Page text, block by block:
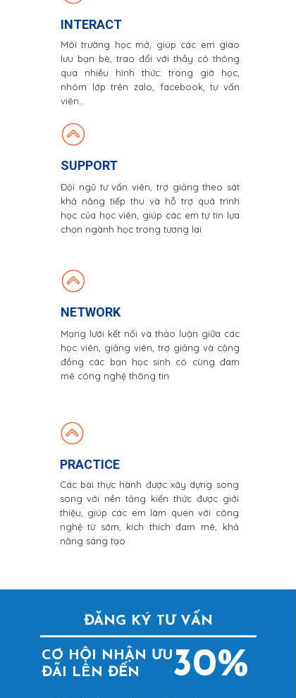
INTERACT
Môi trường học mở, giúp các em giao
lưu bạn bè, trao đổi với thầy cô thông
qua nhiều hình thức: trong giờ học,
nhóm lớp trên zalo, facebook, tư vấn
viên…
PRACTICE
Các bài thực hành được xây dựng song
song với nền tảng kiến thức được giới
thiệu, giúp các em làm quen với công
nghệ từ sớm, kích thích đam mê, khả
năng sáng tạo
SUPPORT
Đội ngũ tư vấn viên, trợ giảng theo sát
khả năng tiếp thu và hỗ trợ quá trình
học của học viên, giúp các em tự tin lựa
chọn ngành học trong tương lai
NETWORK
Mạng lưới kết nối và thảo luận giữa các
học viên, giảng viên, trợ giảng và cộng
đồng các bạn học sinh có cùng đam
mê công nghệ thông tin
CƠ HỘI NHẬN ƯU
ĐÃI LÊN ĐẾN
ĐĂNG KÝ TƯ VẤN
30%